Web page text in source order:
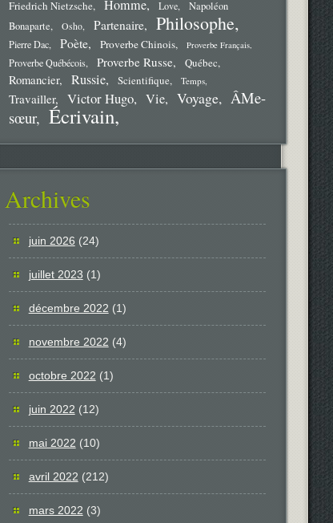
Friedrich Nietzsche Homme Love
Napoléon
Bonaparte
Osho Partenaire Philosophe
Pierre Dac Poète Proverbe Chinois Proverbe Français
Proverbe Québécois Proverbe Russe Québec
Romancier Russie Scientifique Temps
Travailler Victor Hugo Vie Voyage
ÂMe-
sœur
Écrivain
Archives
juin 2026 (24)
juillet 2023 (1)
décembre 2022 (1)
novembre 2022 (4)
octobre 2022 (1)
juin 2022 (12)
mai 2022 (10)
avril 2022 (212)
mars 2022 (3)